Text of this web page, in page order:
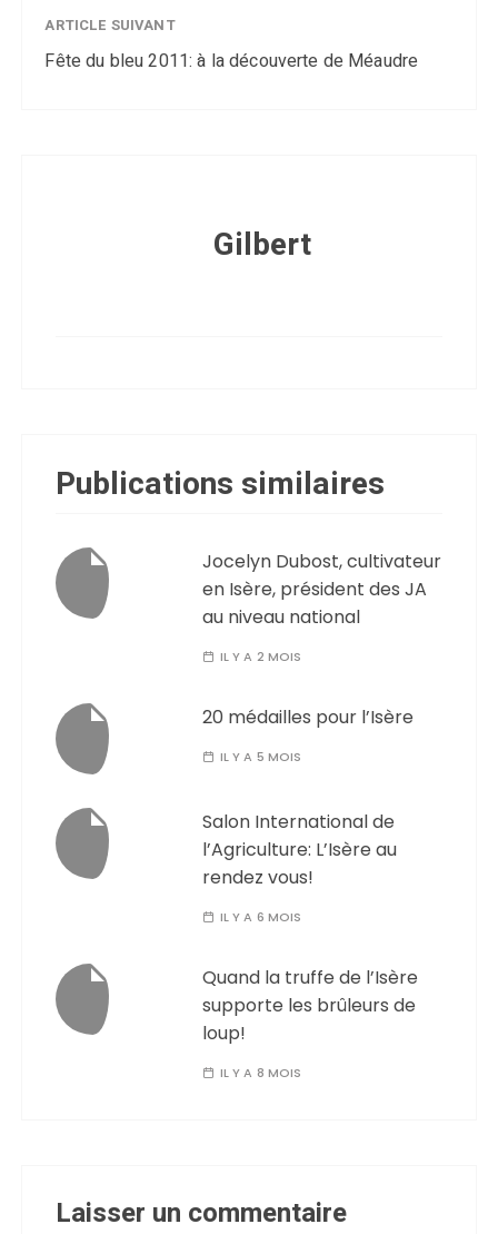
ARTICLE SUIVANT
Fête du bleu 2011: à la découverte de Méaudre
Gilbert
Publications similaires
Jocelyn Dubost, cultivateur
en Isère, président des JA
au niveau national
IL Y A 2 MOIS
20 médailles pour l’Isère
IL Y A 5 MOIS
Salon International de
l’Agriculture: L’Isère au
rendez vous!
IL Y A 6 MOIS
Quand la truffe de l’Isère
supporte les brûleurs de
loup!
IL Y A 8 MOIS
Laisser un commentaire